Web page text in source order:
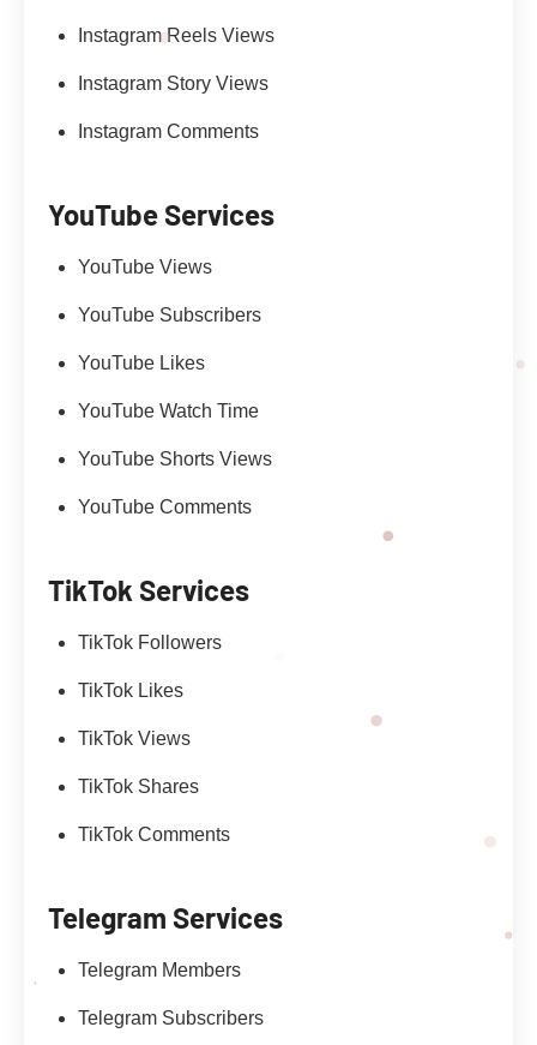
Instagram Reels Views
Instagram Story Views
Instagram Comments
YouTube Services
YouTube Views
YouTube Subscribers
YouTube Likes
YouTube Watch Time
YouTube Shorts Views
YouTube Comments
TikTok Services
TikTok Followers
TikTok Likes
TikTok Views
TikTok Shares
TikTok Comments
Telegram Services
Telegram Members
Telegram Subscribers